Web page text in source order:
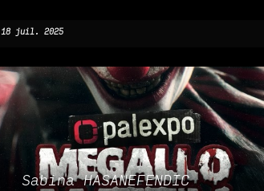
18 juil. 2025
Sabina HASANEFENDIC